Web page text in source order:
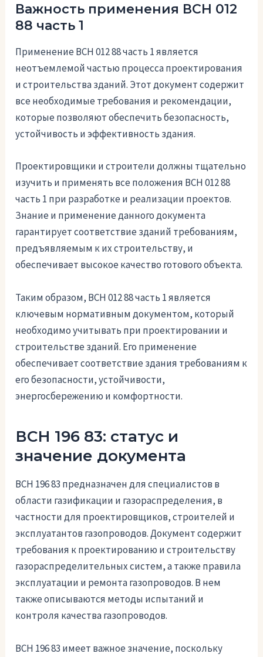
Важность применения ВСН 012
88 часть 1
Применение ВСН 012 88 часть 1 является
неотъемлемой частью процесса проектирования
и строительства зданий. Этот документ содержит
все необходимые требования и рекомендации,
которые позволяют обеспечить безопасность,
устойчивость и эффективность здания.
Проектировщики и строители должны тщательно
изучить и применять все положения ВСН 012 88
часть 1 при разработке и реализации проектов.
Знание и применение данного документа
гарантирует соответствие зданий требованиям,
предъявляемым к их строительству, и
обеспечивает высокое качество готового объекта.
Таким образом, ВСН 012 88 часть 1 является
ключевым нормативным документом, который
необходимо учитывать при проектировании и
строительстве зданий. Его применение
обеспечивает соответствие здания требованиям к
его безопасности, устойчивости,
энергосбережению и комфортности.
ВСН 196 83: статус и
значение документа
ВСН 196 83 предназначен для специалистов в
области газификации и газораспределения, в
частности для проектировщиков, строителей и
эксплуатантов газопроводов. Документ содержит
требования к проектированию и строительству
газораспределительных систем, а также правила
эксплуатации и ремонта газопроводов. В нем
также описываются методы испытаний и
контроля качества газопроводов.
ВСН 196 83 имеет важное значение, поскольку